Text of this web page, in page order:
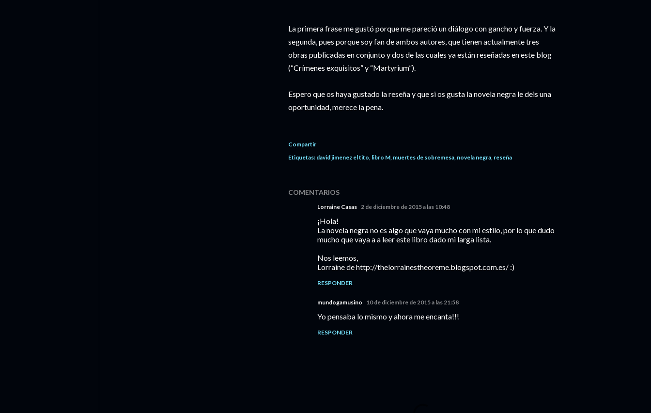
La primera frase me gustó porque me pareció un diálogo con gancho y fuerza. Y la
segunda, pues porque soy fan de ambos autores, que tienen actualmente tres
obras publicadas en conjunto y dos de las cuales ya están reseñadas en este blog
(“Crímenes exquisitos” y “Martyrium”).
Espero que os haya gustado la reseña y que si os gusta la novela negra le deis una
oportunidad, merece la pena.
Compartir
Etiquetas: david jimenez el tito libro M muertes de sobremesa novela negra reseña
COMENTARIOS
Lorraine Casas 2 de diciembre de 2015 a las 10:48
¡Hola!
La novela negra no es algo que vaya mucho con mi estilo, por lo que dudo
mucho que vaya a a leer este libro dado mi larga lista.
Nos leemos,
Lorraine de http://thelorrainestheoreme.blogspot.com.es/ :)
RESPONDER
mundogamusino 10 de diciembre de 2015 a las 21:58
Yo pensaba lo mismo y ahora me encanta!!!
RESPONDER